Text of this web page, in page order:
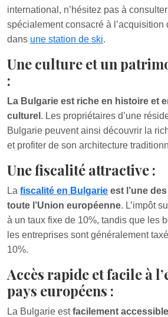
international, n’hésitez pas à
spécialement consacré à l’acquisition
dans une station de ski.
Une culture et un
:
La Bulgarie est riche en histoire et
culturel . Les propriétaires d’une
Bulgarie peuvent ainsi découvrir la
et profiter de son architecture
Une fiscalité attractive :
La fiscalité en Bulgarie est l’une
toute l’Union européenne. L’impôt
à un taux fixe de 10%, tandis que les
les entreprises sont généralement
10%.
Accès rapide et facile à
pays européens :
La Bulgarie estfacilement